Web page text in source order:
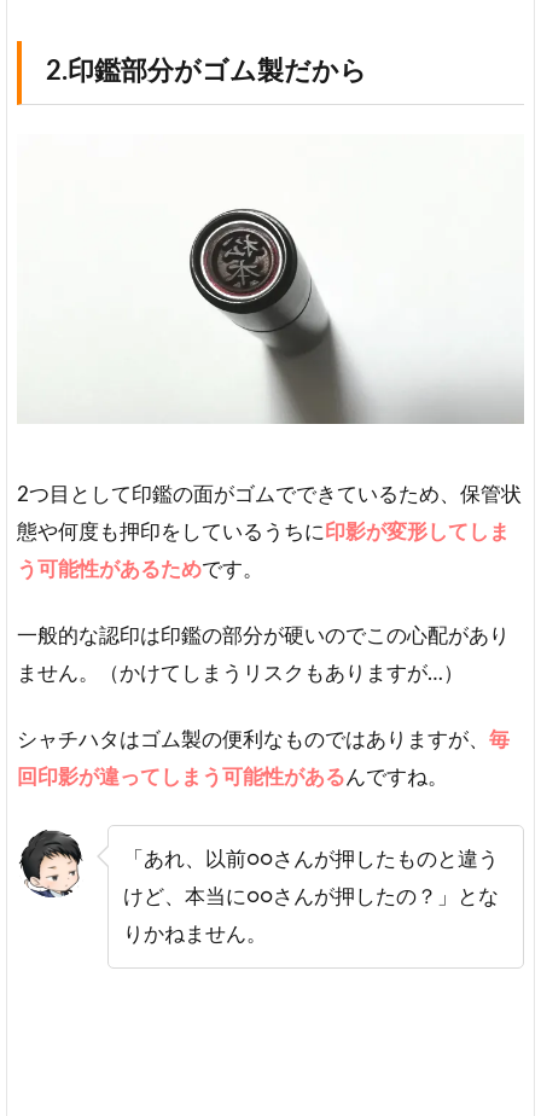
2.印鑑部分がゴム製だから
2つ目として印鑑の面がゴムでできているため、保管状
態や何度も押印をしているうちに 印影が変形してしま
う可能性があるためです。
一般的な認印は印鑑の部分が硬いのでこの心配があり
ません。（かけてしまうリスクもありますが…）
シャチハタはゴム製の便利なものではありますが、 毎
回印影が違ってしまう可能性があるんですね。
「あれ、以前○○さんが押したものと違う
けど、本当に○○さんが押したの？」とな
りかねません。